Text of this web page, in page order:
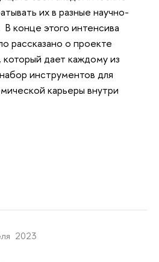
их в разные научно-
конце этого интенсива
рассказано о проекте
который дает каждому из
инструментов для
карьеры внутри
2023